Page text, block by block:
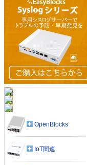
OpenBlocks
IoT関連